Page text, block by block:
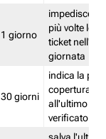
1 giorno
impedisce di
più volte lo
ticket
giornata
30 giorni
indica la
copertura
all'ultimo
verificato